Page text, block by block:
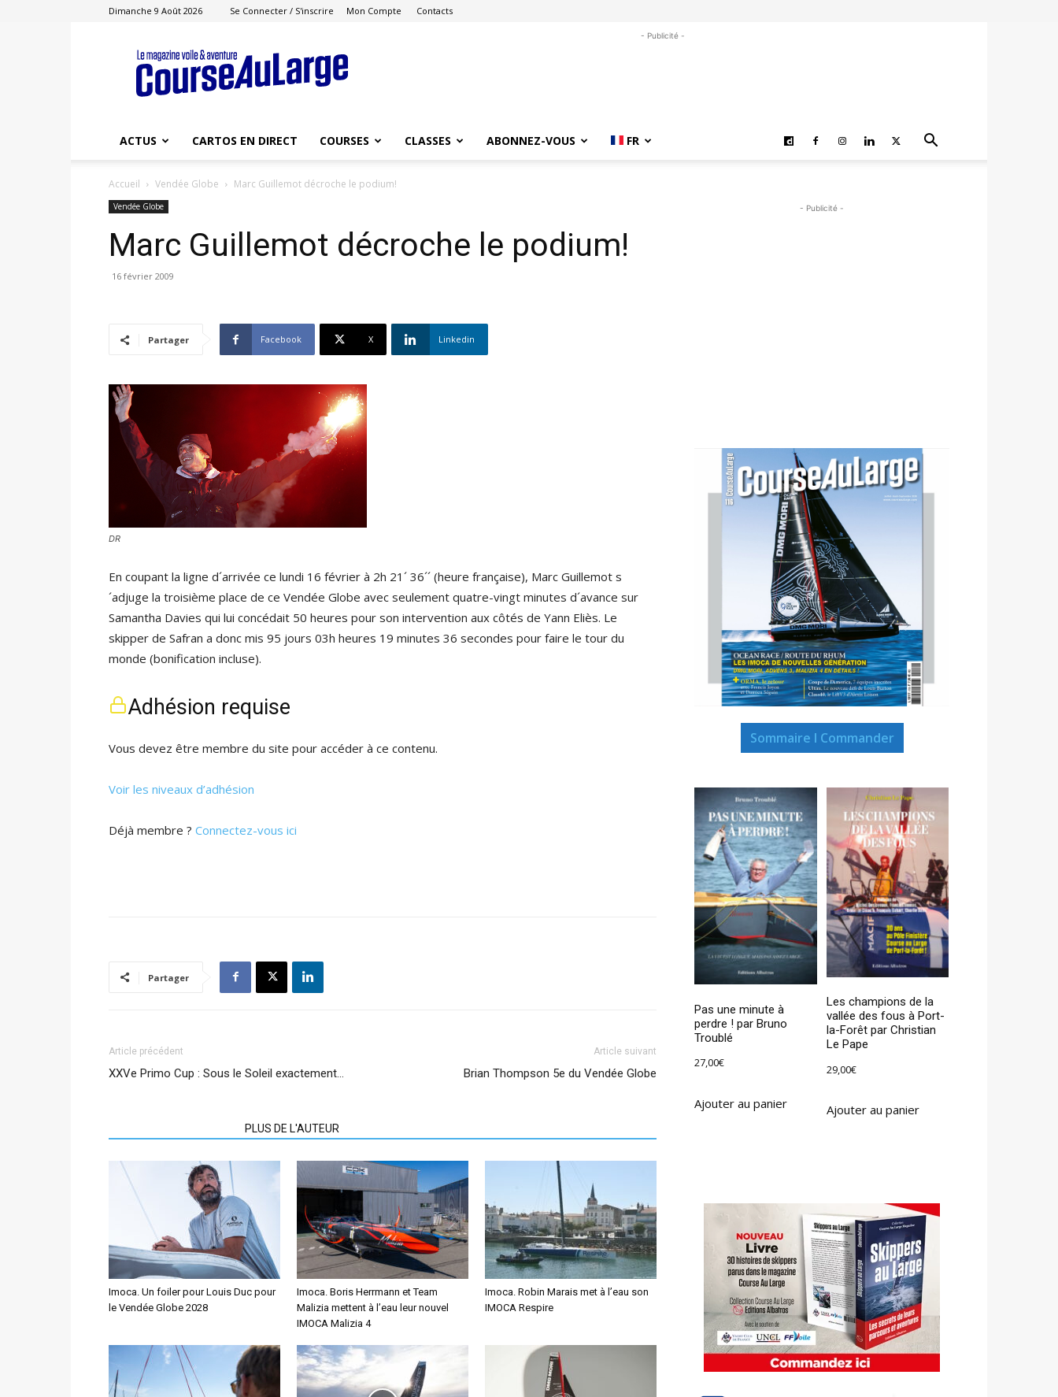
Dimanche 9 Août 2026 Se Connecter / S'inscrire Mon Compte Contacts
Course
au
Large
- Publicité -
ACTUS CARTOS EN DIRECT COURSES CLASSES ABONNEZ-VOUS FR
Accueil Vendée Globe Marc Guillemot décroche le podium!
Vendée Globe
Marc Guillemot décroche le podium!
16 février 2009
Partager Facebook X Linkedin
DR
En coupant la ligne d´arrivée ce lundi 16 février à 2h 21´ 36´´ (heure française), Marc Guillemot s
´adjuge la troisième place de ce Vendée Globe avec seulement quatre-vingt minutes d´avance sur
Samantha Davies qui lui concédait 50 heures pour son intervention aux côtés de Yann Eliès. Le
skipper de Safran a donc mis 95 jours 03h heures 19 minutes 36 secondes pour faire le tour du
monde (bonification incluse).
Adhésion requise
Vous devez être membre du site pour accéder à ce contenu.
Voir les niveaux d’adhésion
Déjà membre ? Connectez-vous ici
Partager
Article précédent
XXVe Primo Cup : Sous le Soleil exactement…
Article suivant
Brian Thompson 5e du Vendée Globe
PLUS DE L'AUTEUR
Imoca. Un foiler pour Louis Duc pour
le Vendée Globe 2028
Imoca. Boris Herrmann et Team
Malizia mettent à l’eau leur nouvel
IMOCA Malizia 4
Imoca. Robin Marais met à l’eau son
IMOCA Respire
- Publicité -
Sommaire I Commander
Pas une minute à
perdre ! par Bruno
Troublé
27,00€
Ajouter au panier
Les champions de la
vallée des fous à Port-
la-Forêt par Christian
Le Pape
29,00€
Ajouter au panier